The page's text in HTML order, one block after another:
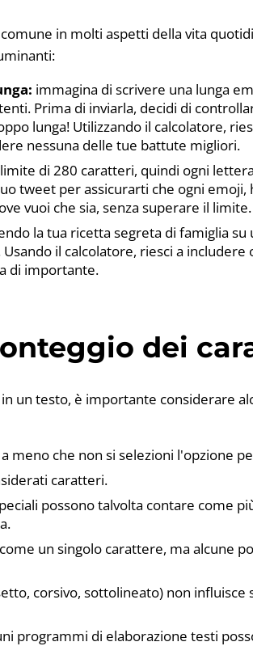
in molti aspetti della vita
immagina di scrivere una lunga
Prima di inviarla, decidi di
lunga! Utilizzando il calcolatore,
nessuna delle tue battute migliori.
di 280 caratteri, quindi ogni
tweet per assicurarti che ogni emoji,
vuoi che sia, senza superare il limite.
la tua ricetta segreta di famiglia su
il calcolatore, riesci a includere
di importante.
dei
un testo, è importante considerare
meno che non si selezioni l'opzione
caratteri.
possono talvolta contare come
un singolo carattere, ma alcune
corsivo, sottolineato) non influisce
programmi di elaborazione testi